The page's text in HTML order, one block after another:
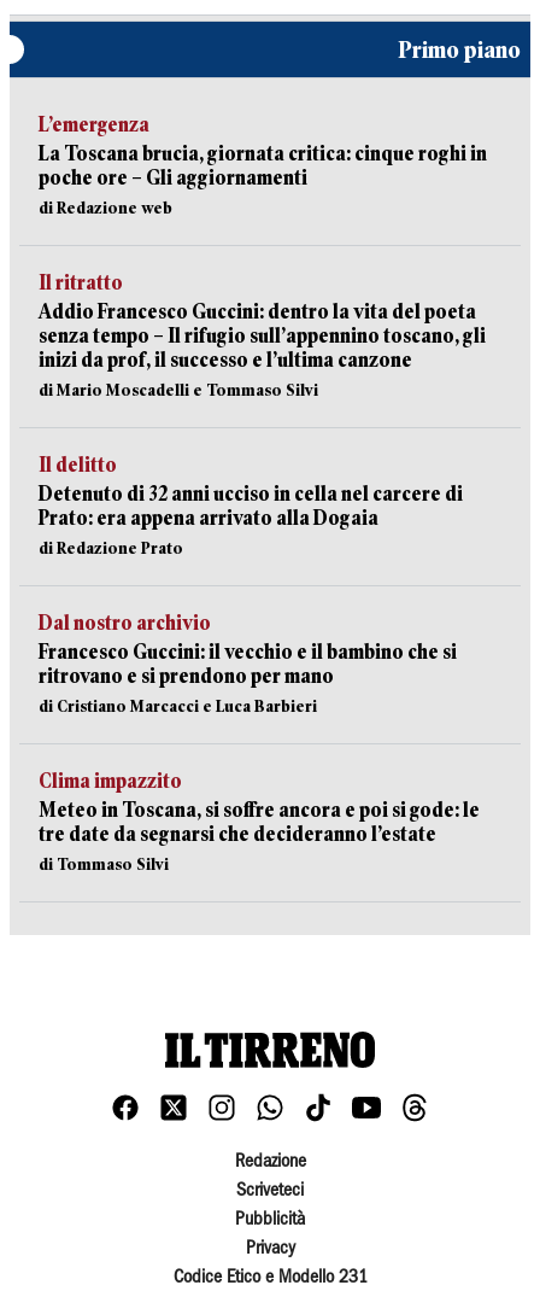
Primo piano
L’emergenza
La Toscana brucia, giornata critica: cinque roghi in
poche ore – Gli aggiornamenti
di Redazione web
Il ritratto
Addio Francesco Guccini: dentro la vita del poeta
senza tempo – Il rifugio sull’appennino toscano, gli
inizi da prof, il successo e l’ultima canzone
di Mario Moscadelli e Tommaso Silvi
Il delitto
Detenuto di 32 anni ucciso in cella nel carcere di
Prato: era appena arrivato alla Dogaia
di Redazione Prato
Dal nostro archivio
Francesco Guccini: il vecchio e il bambino che si
ritrovano e si prendono per mano
di Cristiano Marcacci e Luca Barbieri
Clima impazzito
Meteo in Toscana, si soffre ancora e poi si gode: le
tre date da segnarsi che decideranno l’estate
di Tommaso Silvi
Redazione
Scriveteci
Pubblicità
Privacy
Codice Etico e Modello 231